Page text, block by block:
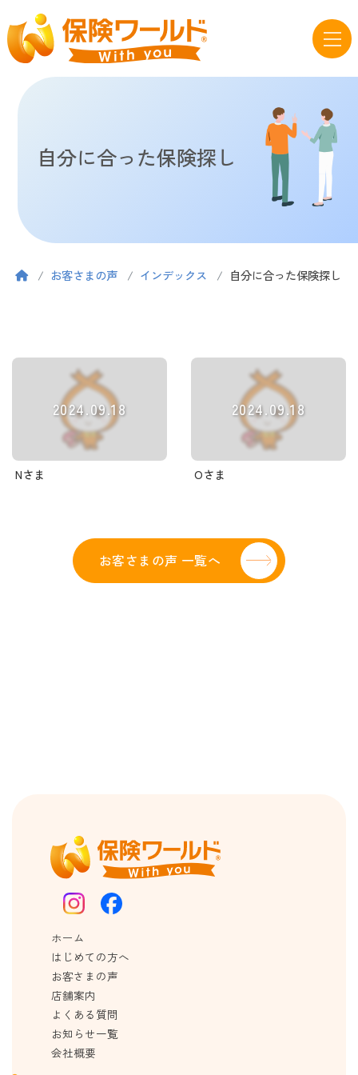
自分に合った保険探し
お客さまの声 インデックス 自分に合った保険探し
2024.09.18
Nさま
2024.09.18
Oさま
お客さまの声 一覧へ
ホーム
はじめての方へ
お客さまの声
店舗案内
よくある質問
お知らせ一覧
会社概要